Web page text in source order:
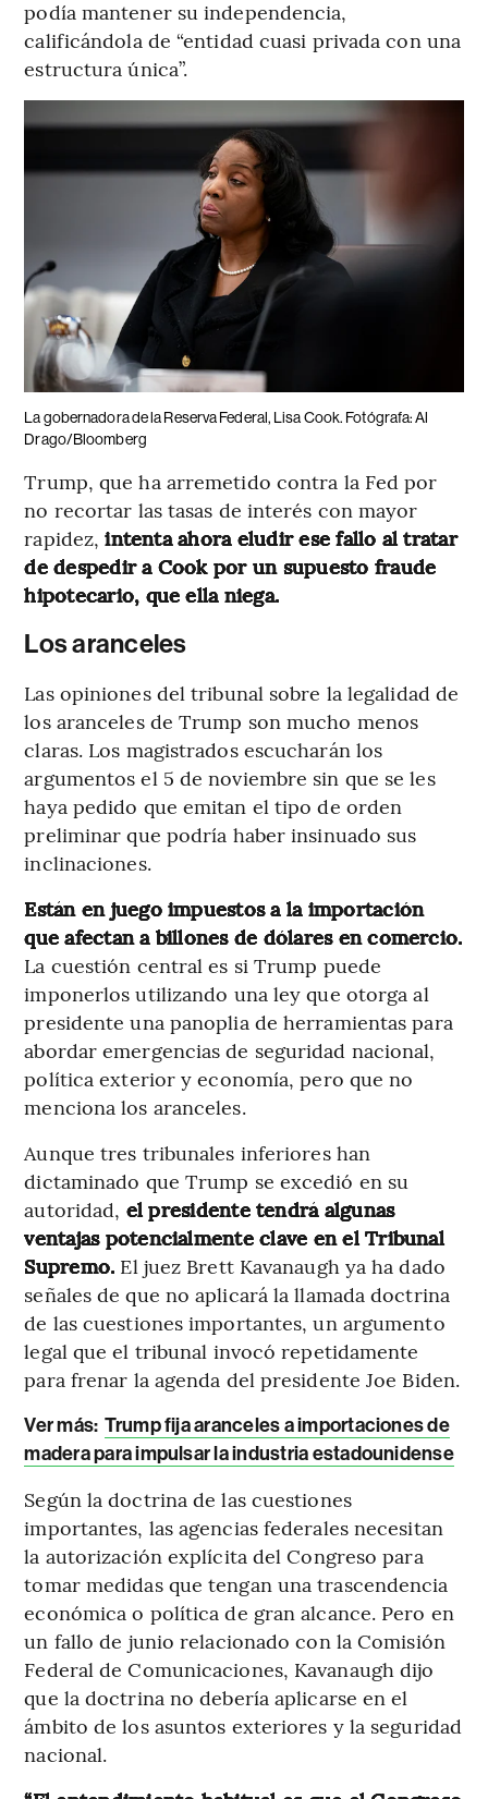
podía mantener su independencia,
calificándola de “entidad cuasi privada con una
estructura única”.
La gobernadora de la Reserva Federal, Lisa Cook. Fotógrafa: Al
Drago/Bloomberg
Trump, que ha arremetido contra la Fed por
no recortar las tasas de interés con mayor
rapidez,intenta ahora eludir ese fallo al tratar
de despedir a Cook por un supuesto fraude
hipotecario, que ella niega.
Los aranceles
Las opiniones del tribunal sobre la legalidad de
los aranceles de Trump son mucho menos
claras. Los magistrados escucharán los
argumentos el 5 de noviembre sin que se les
haya pedido que emitan el tipo de orden
preliminar que podría haber insinuado sus
inclinaciones.
Están en juego impuestos a la importación
que afectan a billones de dólares en comercio.
La cuestión central es si Trump puede
imponerlos utilizando una ley que otorga al
presidente una panoplia de herramientas para
abordar emergencias de seguridad nacional,
política exterior y economía, pero que no
menciona los aranceles.
Aunque tres tribunales inferiores han
dictaminado que Trump se excedió en su
autoridad, el presidente tendrá algunas
ventajas potencialmente clave en el Tribunal
Supremo. El juez Brett Kavanaugh ya ha dado
señales de que no aplicará la llamada doctrina
de las cuestiones importantes, un argumento
legal que el tribunal invocó repetidamente
para frenar la agenda del presidente Joe Biden.
Ver más: Trump fija aranceles a importaciones de
madera para impulsar la industria estadounidense
Según la doctrina de las cuestiones
importantes, las agencias federales necesitan
la autorización explícita del Congreso para
tomar medidas que tengan una trascendencia
económica o política de gran alcance. Pero en
un fallo de junio relacionado con la Comisión
Federal de Comunicaciones, Kavanaugh dijo
que la doctrina no debería aplicarse en el
ámbito de los asuntos exteriores y la seguridad
nacional.